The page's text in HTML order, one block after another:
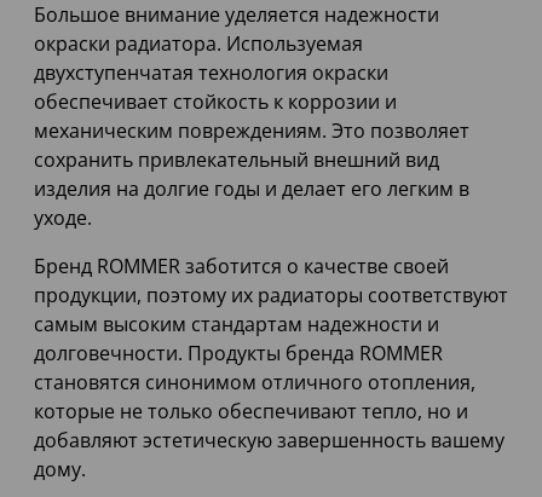
Большое внимание уделяется надежности
окраски радиатора. Используемая
двухступенчатая технология окраски
обеспечивает стойкость к коррозии и
механическим повреждениям. Это позволяет
сохранить привлекательный внешний вид
изделия на долгие годы и делает его легким в
уходе.
Бренд ROMMER заботится о качестве своей
продукции, поэтому их радиаторы соответствуют
самым высоким стандартам надежности и
долговечности. Продукты бренда ROMMER
становятся синонимом отличного отопления,
которые не только обеспечивают тепло, но и
добавляют эстетическую завершенность вашему
дому.